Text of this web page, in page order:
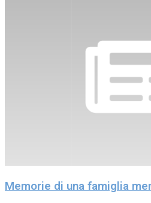
Memorie di una famiglia